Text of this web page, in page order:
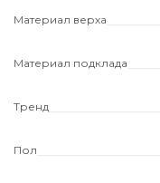
Материал верха
Материал подклада
Тренд
Пол